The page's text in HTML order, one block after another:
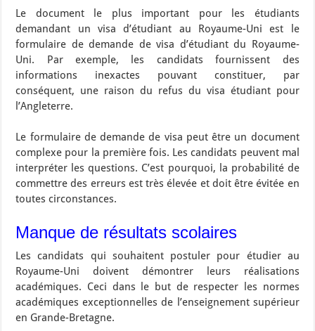
Le document le plus important pour les étudiants
demandant un visa d’étudiant au Royaume-Uni est le
formulaire de demande de visa d’étudiant du Royaume-
Uni. Par exemple, les candidats fournissent des
informations inexactes pouvant constituer, par
conséquent, une raison du refus du visa étudiant pour
l’Angleterre.
Le formulaire de demande de visa peut être un document
complexe pour la première fois. Les candidats peuvent mal
interpréter les questions. C’est pourquoi, la probabilité de
commettre des erreurs est très élevée et doit être évitée en
toutes circonstances.
Manque de résultats scolaires
Les candidats qui souhaitent postuler pour étudier au
Royaume-Uni doivent démontrer leurs réalisations
académiques. Ceci dans le but de respecter les normes
académiques exceptionnelles de l’enseignement supérieur
en Grande-Bretagne.